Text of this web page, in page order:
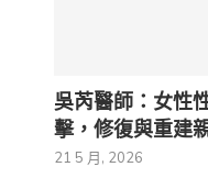
吳芮醫師：女性
擊，修復與重建
21 5 月, 2026